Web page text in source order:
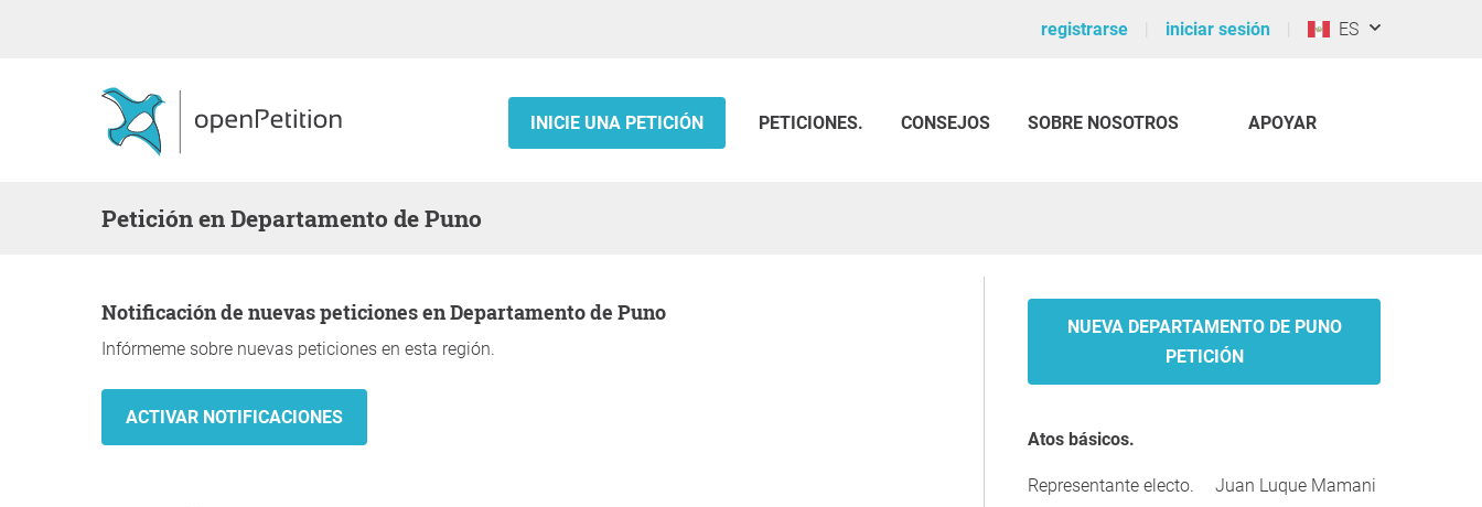
registrarse iniciar sesión ES
INICIE UNA PETICIÓN PETICIONES. CONSEJOS SOBRE NOSOTROS APOYAR
Petición en Departamento de Puno
Notificación de nuevas peticiones en Departamento de Puno
Infórmeme sobre nuevas peticiones en esta región.
NUEVA DEPARTAMENTO DE PUNO
PETICIÓN
Atos básicos.
Representante electo. Juan Luque Mamani